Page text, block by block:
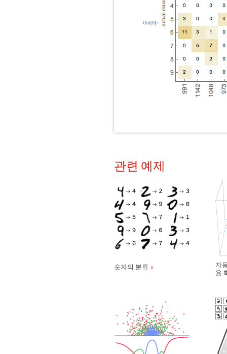
Out[9]=
관련 예제
숫자의 분류
자
율